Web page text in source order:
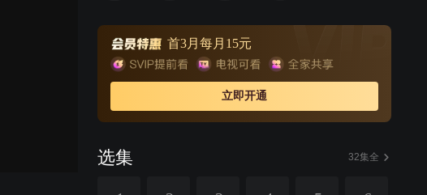
海洋学高材生，有患心理障碍的前国家游泳队名将，有外
表冷酷内心善良的富二代，个个身怀绝技个性突出。他们
在救助别人的同时，也在共同生活、共同工作的过程中逐
渐解开了各自的心结，成长为专业的救护队队员。
首3月每月15元
立即开通
选集 32集全